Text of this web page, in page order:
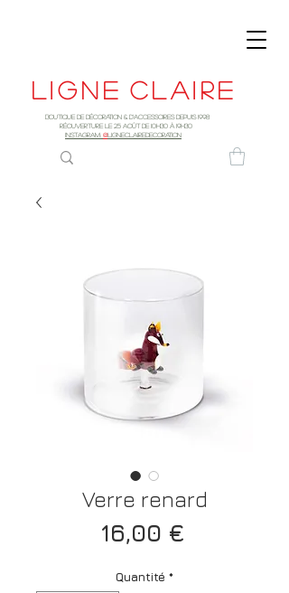
Ligne claire
Boutique de décoration & d'accessoires depuis 1998
RÉOUVERTURE LE 25 AOûT DE 10h30 à 19H30
INSTAGRAM: @LIGNECLAIREDECORATION
Verre renard
16,00 €Prix
Quantité *